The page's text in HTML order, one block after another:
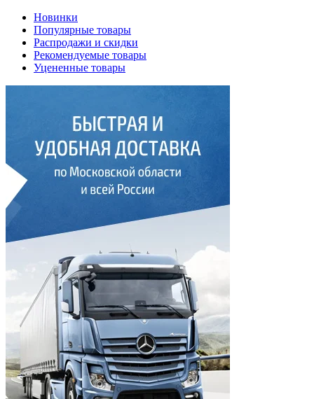
Новинки
Популярные товары
Распродажи и скидки
Рекомендуемые товары
Уцененные товары